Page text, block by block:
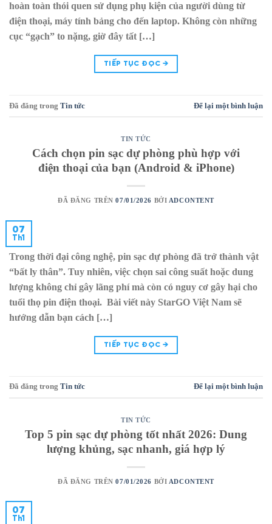
hoàn toàn thói quen sử dụng phụ kiện của người dùng từ
điện thoại, máy tính bảng cho đến laptop. Không còn những
cục “gạch” to nặng, giờ đây tất […]
TIẾP TỤC ĐỌC →
Đã đăng trong Tin tức Để lại một bình luận
TIN TỨC
Cách chọn pin sạc dự phòng phù hợp với
điện thoại của bạn (Android & iPhone)
ĐÃ ĐĂNG TRÊN07/01/2026 BỞI ADCONTENT
07
Th1
Trong thời đại công nghệ, pin sạc dự phòng đã trở thành vật
“bất ly thân”. Tuy nhiên, việc chọn sai công suất hoặc dung
lượng không chỉ gây lãng phí mà còn có nguy cơ gây hại cho
tuổi thọ pin điện thoại. Bài viết này StarGO Việt Nam sẽ
hướng dẫn bạn cách […]
TIẾP TỤC ĐỌC →
Đã đăng trong Tin tức Để lại một bình luận
TIN TỨC
Top 5 pin sạc dự phòng tốt nhất 2026: Dung
lượng khủng, sạc nhanh, giá hợp lý
ĐÃ ĐĂNG TRÊN07/01/2026 BỞI ADCONTENT
07
Th1